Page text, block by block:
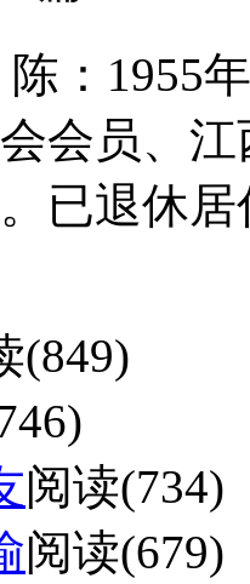
陈：1955
会员、
已退休
(849)
阅读(734)
阅读(679)